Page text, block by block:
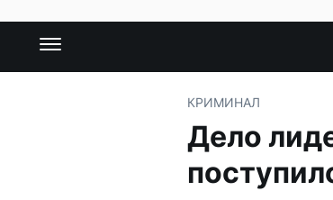
КРИМИНАЛ
Дело